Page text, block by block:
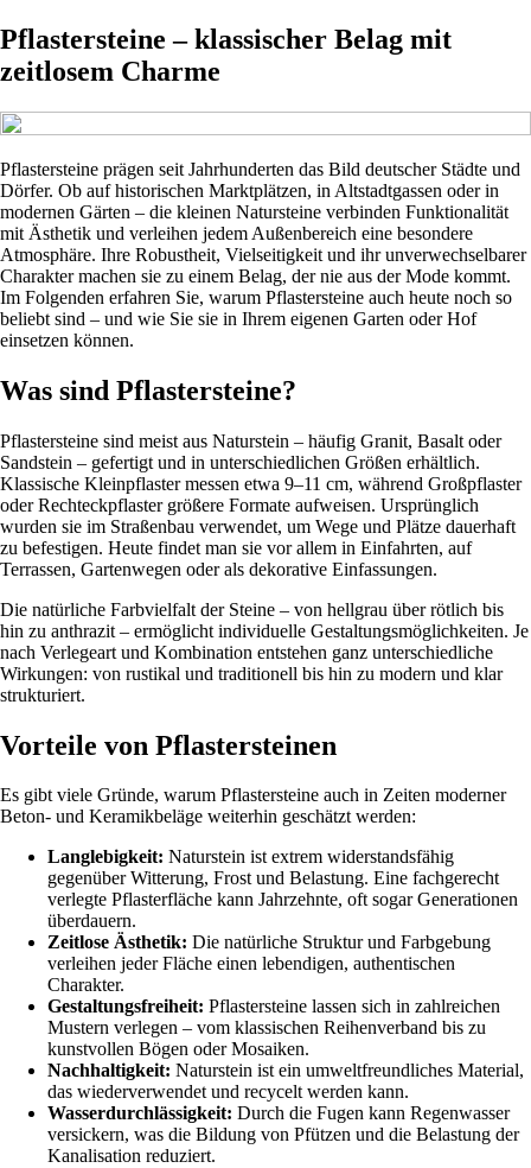
Pflastersteine – klassischer Belag mit
zeitlosem Charme
Pflastersteine prägen seit Jahrhunderten das Bild deutscher Städte und
Dörfer. Ob auf historischen Marktplätzen, in Altstadtgassen oder in
modernen Gärten – die kleinen Natursteine verbinden Funktionalität
mit Ästhetik und verleihen jedem Außenbereich eine besondere
Atmosphäre. Ihre Robustheit, Vielseitigkeit und ihr unverwechselbarer
Charakter machen sie zu einem Belag, der nie aus der Mode kommt.
Im Folgenden erfahren Sie, warum Pflastersteine auch heute noch so
beliebt sind – und wie Sie sie in Ihrem eigenen Garten oder Hof
einsetzen können.
Was sind Pflastersteine?
Pflastersteine sind meist aus Naturstein – häufig Granit, Basalt oder
Sandstein – gefertigt und in unterschiedlichen Größen erhältlich.
Klassische Kleinpflaster messen etwa 9–11 cm, während Großpflaster
oder Rechteckpflaster größere Formate aufweisen. Ursprünglich
wurden sie im Straßenbau verwendet, um Wege und Plätze dauerhaft
zu befestigen. Heute findet man sie vor allem in Einfahrten, auf
Terrassen, Gartenwegen oder als dekorative Einfassungen.
Die natürliche Farbvielfalt der Steine – von hellgrau über rötlich bis
hin zu anthrazit – ermöglicht individuelle Gestaltungsmöglichkeiten. Je
nach Verlegeart und Kombination entstehen ganz unterschiedliche
Wirkungen: von rustikal und traditionell bis hin zu modern und klar
strukturiert.
Vorteile von Pflastersteinen
Es gibt viele Gründe, warum Pflastersteine auch in Zeiten moderner
Beton- und Keramikbeläge weiterhin geschätzt werden:
Langlebigkeit: Naturstein ist extrem widerstandsfähig
gegenüber Witterung, Frost und Belastung. Eine fachgerecht
verlegte Pflasterfläche kann Jahrzehnte, oft sogar Generationen
überdauern.
Zeitlose Ästhetik: Die natürliche Struktur und Farbgebung
verleihen jeder Fläche einen lebendigen, authentischen
Charakter.
Gestaltungsfreiheit: Pflastersteine lassen sich in zahlreichen
Mustern verlegen – vom klassischen Reihenverband bis zu
kunstvollen Bögen oder Mosaiken.
Nachhaltigkeit: Naturstein ist ein umweltfreundliches Material,
das wiederverwendet und recycelt werden kann.
Wasserdurchlässigkeit: Durch die Fugen kann Regenwasser
versickern, was die Bildung von Pfützen und die Belastung der
Kanalisation reduziert.